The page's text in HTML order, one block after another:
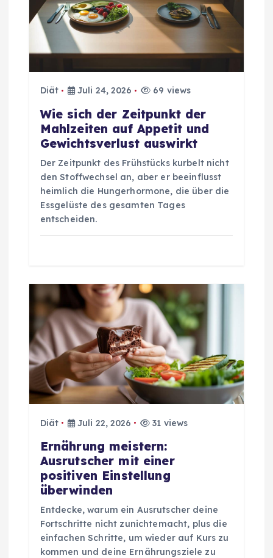
s
n
a
o
n
Diät Juli 24, 2026 69 views
Wie sich der Zeitpunkt der
Mahlzeiten auf Appetit und
Gewichtsverlust auswirkt
Der Zeitpunkt des Frühstücks kurbelt nicht
den Stoffwechsel an, aber er beeinflusst
heimlich die Hungerhormone, die über die
Essgelüste des gesamten Tages
entscheiden.
Diät Juli 22, 2026 31 views
Ernährung meistern:
Ausrutscher mit einer
positiven Einstellung
überwinden
Entdecke, warum ein Ausrutscher deine
Fortschritte nicht zunichtemacht, plus die
einfachen Schritte, um wieder auf Kurs zu
kommen und deine Ernährungsziele zu